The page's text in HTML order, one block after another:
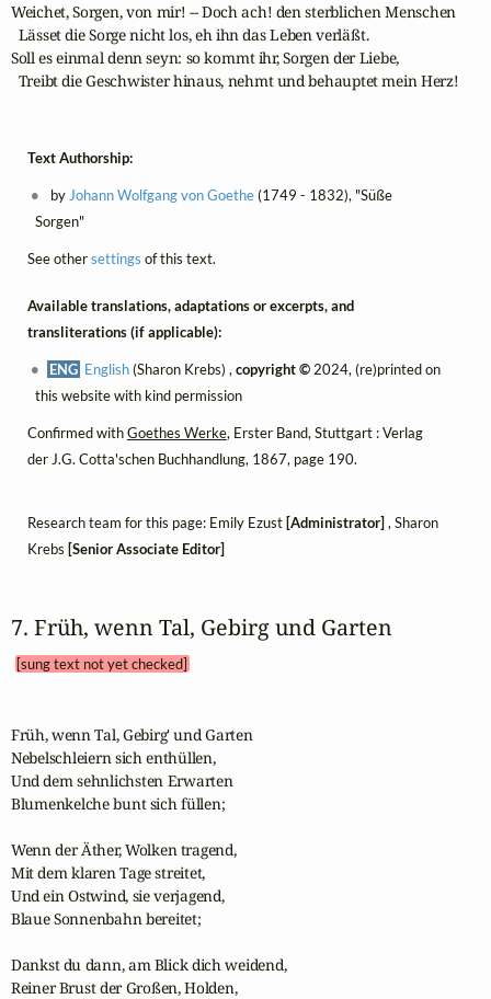
Weichet, Sorgen, von mir! -- Doch ach! den sterblichen Menschen
  Lässet die Sorge nicht los, eh ihn das Leben verläßt.
Soll es einmal denn seyn: so kommt ihr, Sorgen der Liebe,
  Treibt die Geschwister hinaus, nehmt und behauptet mein Herz!
Text Authorship:
by Johann Wolfgang von Goethe(1749 - 1832), "Süße
Sorgen"
See othersettings of this text.
Available translations, adaptations or excerpts, and
transliterations (if applicable):
ENG English(Sharon Krebs) ,copyright © 2024, (re)printed on
this website with kind permission
Confirmed withGoethes Werke, Erster Band, Stuttgart : Verlag
der J.G. Cotta'schen Buchhandlung, 1867, page 190.
Research team for this page: Emily Ezust [Administrator] , Sharon
Krebs [Senior Associate Editor]
7. Früh, wenn Tal, Gebirg und Garten
[sung text not yet checked]
Früh, wenn Tal, Gebirg' und Garten
Nebelschleiern sich enthüllen,
Und dem sehnlichsten Erwarten
Blumenkelche bunt sich füllen;
Wenn der Äther, Wolken tragend,
Mit dem klaren Tage streitet,
Und ein Ostwind, sie verjagend,
Blaue Sonnenbahn bereitet;
Dankst du dann, am Blick dich weidend,
Reiner Brust der Großen, Holden,